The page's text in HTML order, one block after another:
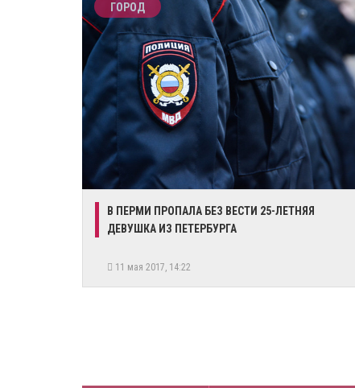
ГОРОД
В ПЕРМИ ПРОПАЛА БЕЗ ВЕСТИ 25-ЛЕТНЯЯ
ДЕВУШКА ИЗ ПЕТЕРБУРГА
11 мая 2017, 14:22